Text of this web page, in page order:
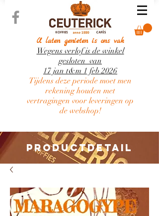
U laten genieten is ons vak
Wegens verlof is de winkel
gesloten van
17 jan t&m 1 feb 2026
Tijdens deze periode moet men
rekening houden met
vertragingen voor leveringen op
de webshop!
PRODUCTDETAIL